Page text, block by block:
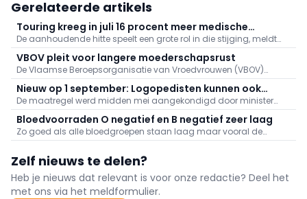
Gerelateerde artikels
Touring kreeg in juli 16 procent meer medische
dossiers binnen: "Hitte speelt grote rol"
De aanhoudende hitte speelt een grote rol in die stijging, meldt
Touring. Er kwamen daarnaast veel oproepen binnen naar
aanleiding van de bosbranden in het zuiden van Europa.
VBOV pleit voor langere moederschapsrust
De Vlaamse Beroepsorganisatie van Vroedvrouwen (VBOV)
vraagt de federale overheid om de moederschapsrust uit te
breiden tot minstens zes maanden na de bevalling.
Nieuw op 1 september: Logopedisten kunnen ook
videoconsultaties aanbieden
De maatregel werd midden mei aangekondigd door minister
van Volksgezondheid Frank Vandenbroucke (Vooruit).
Bloedvoorraden O negatief en B negatief zeer laag
Zo goed als alle bloedgroepen staan laag maar vooral de
voorraden aan O negatief en B negatief baren zorgen.
Zelf nieuws te delen?
Heb je nieuws dat relevant is voor onze redactie? Deel het
met ons via het meldformulier.